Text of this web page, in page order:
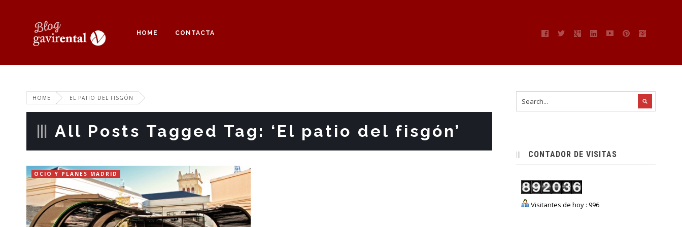
HOME CONTACTA
HOME EL PATIO DEL FISGÓN
All Posts Tagged Tag: ‘El patio del fisgón’
OCIO Y PLANES MADRID
CONTADOR DE VISITAS
Visitantes de hoy : 996